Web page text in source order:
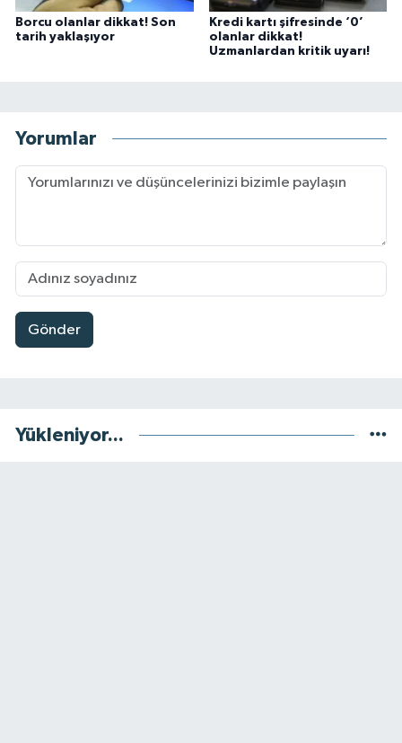
Borcu olanlar dikkat! Son
tarih yaklaşıyor
Kredi kartı şifresinde ‘0’
olanlar dikkat!
Uzmanlardan kritik uyarı!
Yorumlar
Gönder
Yükleniyor...